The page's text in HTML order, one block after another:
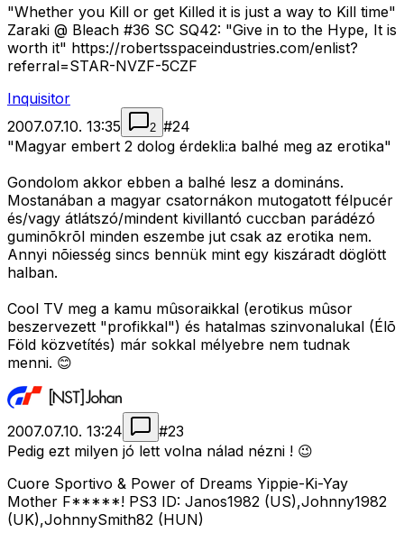
"Whether you Kill or get Killed it is just a way to Kill time"
Zaraki @ Bleach #36 SC SQ42: "Give in to the Hype, It is
worth it" https://robertsspaceindustries.com/enlist?
referral=STAR-NVZF-5CZF
Inquisitor
2007.07.10. 13:35
2 #24
"Magyar embert 2 dolog érdekli:a balhé meg az erotika"
Gondolom akkor ebben a balhé lesz a domináns.
Mostanában a magyar csatornákon mutogatott félpucér
és/vagy átlátszó/mindent kivillantó cuccban parádézó
guminõkrõl minden eszembe jut csak az erotika nem.
Annyi nõiesség sincs bennük mint egy kiszáradt döglött
halban.
Cool TV meg a kamu mûsoraikkal (erotikus mûsor
beszervezett "profikkal") és hatalmas szinvonalukal (Élõ
Föld közvetítés) már sokkal mélyebre nem tudnak
menni. 😊
2007.07.10. 13:24 #23
Pedig ezt milyen jó lett volna nálad nézni ! 😉
Cuore Sportivo & Power of Dreams Yippie-Ki-Yay
Mother F*****! PS3 ID: Janos1982 (US),Johnny1982
(UK),JohnnySmith82 (HUN)